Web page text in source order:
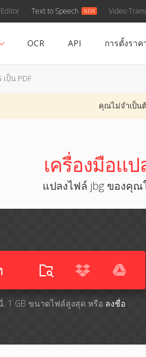
Editor Text to Speech Video
OCR API การตั้งราค
เป็น PDF
คุณไม่จำเป็น
เครื่องมือแป
แปลงไฟล์ jbg ของคุณ
. 1 GB ขนาดไฟล์สูงสุด หรือ ลงชื่อ